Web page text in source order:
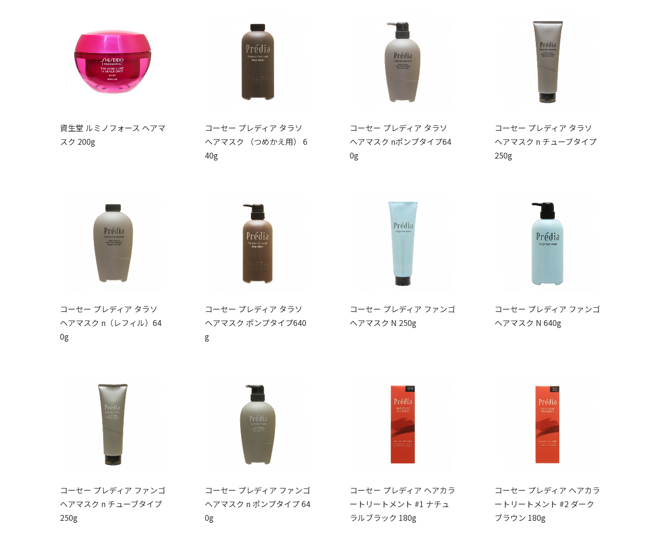
資生堂 ルミノフォース ヘアマ
スク 200g
コーセー プレディア タラソ
ヘアマスク （つめかえ用） 6
40g
コーセー プレディア タラソ
ヘアマスク nポンプタイプ64
0g
コーセー プレディア タラソ
ヘアマスク n チューブタイプ
250g
コーセー プレディア タラソ
ヘアマスク n（レフィル）64
0g
コーセー プレディア タラソ
ヘアマスク ポンプタイプ640
g
コーセー プレディア ファンゴ
ヘアマスク N 250g
コーセー プレディア ファンゴ
ヘアマスク N 640g
コーセー プレディア ファンゴ
ヘアマスク n チューブタイプ
250g
コーセー プレディア ファンゴ
ヘアマスク n ポンプタイプ 64
0g
コーセー プレディア ヘアカラ
ートリートメント #1 ナチュ
ラルブラック 180g
コーセー プレディア ヘアカラ
ートリートメント #2 ダーク
ブラウン 180g